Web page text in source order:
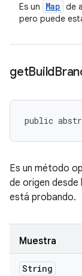
Es un Map de
pero puede
getBuild
public
Es un método
de origen desde
está probando.
Muestra
String